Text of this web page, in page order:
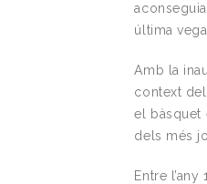
última
Amb la
context
el bàsquet
dels més
Entre